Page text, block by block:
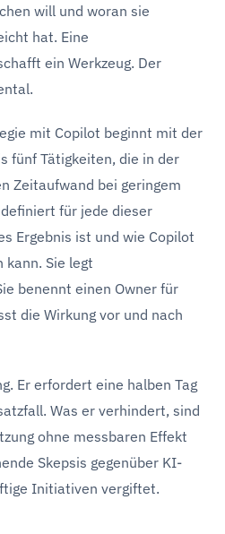
will und woran sie
hat. Eine
ein Werkzeug. Der
mit Copilot beginnt mit der
fünf Tätigkeiten, die in der
Zeitaufwand bei geringem
für jede dieser
Ergebnis ist und wie Copilot
kann. Sie legt
benennt einen Owner für
die Wirkung vor und nach
Er erfordert eine halben Tag
Was er verhindert, sind
ohne messbaren Effekt
Skepsis gegenüber KI-
Initiativen vergiftet.